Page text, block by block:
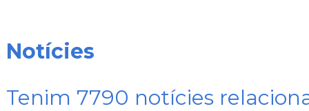
Notícies
Tenim 7790 notícies